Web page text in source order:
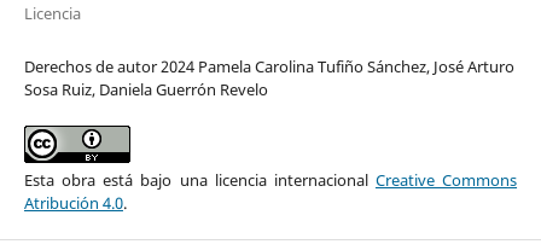
Licencia
Derechos de autor 2024 Pamela Carolina Tufiño Sánchez, José Arturo
Sosa Ruiz, Daniela Guerrón Revelo
Esta obra está bajo una licencia internacional Creative Commons
Atribución 4.0.